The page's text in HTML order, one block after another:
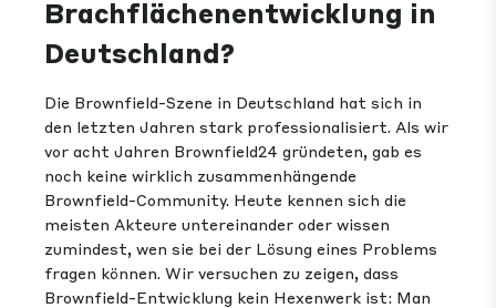
Brachflächenentwicklung in
Deutschland?
Die Brownfield-Szene in Deutschland hat sich in
den letzten Jahren stark professionalisiert. Als wir
vor acht Jahren Brownfield24 gründeten, gab es
noch keine wirklich zusammenhängende
Brownfield-Community. Heute kennen sich die
meisten Akteure untereinander oder wissen
zumindest, wen sie bei der Lösung eines Problems
fragen können. Wir versuchen zu zeigen, dass
Brownfield-Entwicklung kein Hexenwerk ist: Man